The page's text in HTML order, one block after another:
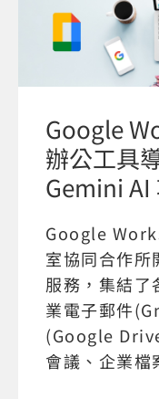
Google
辦公工具
Gemini AI
Google
室協同合作所
服務，集結了
業電子郵件
(Google
會議、企業